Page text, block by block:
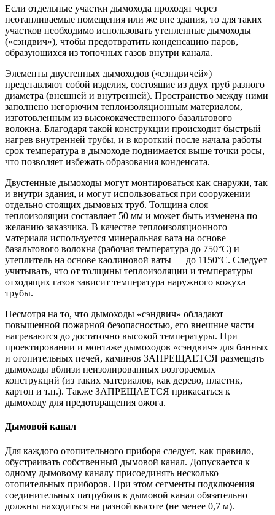
Если отдельные участки дымохода проходят через
неотапливаемые помещения или же вне здания, то для таких
участков необходимо использовать утепленные дымоходы
(«сэндвич»), чтобы предотвратить конденсацию паров,
образующихся из топочных газов внутри канала.
Элементы двустенных дымоходов («сэндвичей»)
представляют собой изделия, состоящие из двух труб разного
диаметра (внешней и внутренней). Пространство между ними
заполнено негорючим теплоизоляционным материалом,
изготовленным из высококачественного базальтового
волокна. Благодаря такой конструкции происходит быстрый
нагрев внутренней трубы, и в короткий после начала работы
срок температура в дымоходе поднимается выше точки росы,
что позволяет избежать образования конденсата.
Двустенные дымоходы могут монтироваться как снаружи, так
и внутри здания, и могут использоваться при сооружении
отдельно стоящих дымовых труб. Толщина слоя
теплоизоляции составляет 50 мм и может быть изменена по
желанию заказчика. В качестве теплоизоляционного
материала используется минеральная вата на основе
базальтового волокна (рабочая температура до 750°С) и
утеплитель на основе каолиновой ваты — до 1150°С. Следует
учитывать, что от толщины теплоизоляции и температуры
отходящих газов зависит температура наружного кожуха
трубы.
Несмотря на то, что дымоходы «сэндвич» обладают
повышенной пожарной безопасностью, его внешние части
нагреваются до достаточно высокой температуры. При
проектировании и монтаже дымоходов «сэндвич» для банных
и отопительных печей, каминов ЗАПРЕЩАЕТСЯ размещать
дымоходы вблизи неизолированных возгораемых
конструкций (из таких материалов, как дерево, пластик,
картон и т.п.). Также ЗАПРЕЩАЕТСЯ прикасаться к
дымоходу для предотвращения ожога.
Дымовой канал
Для каждого отопительного прибора следует, как правило,
обустраивать собственный дымовой канал. Допускается к
одному дымовому каналу присоединять несколько
отопительных приборов. При этом сегменты подключения
соединительных патрубков в дымовой канал обязательно
должны находиться на разной высоте (не менее 0,7 м).